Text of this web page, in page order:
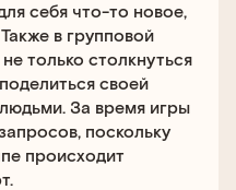
себя что-то новое,
в групповой
только столкнуться
своей
За время игры
поскольку
происходит